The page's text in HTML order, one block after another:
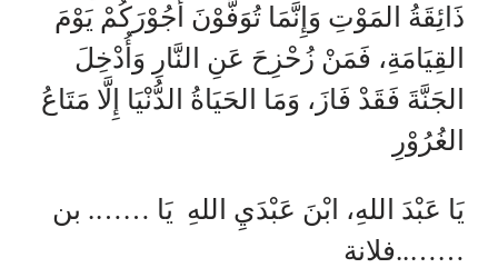
ذَائِقَةُ المَوْتِ وَإِنَّمَا تُوَفَّوْنَ أُجُوْرَكُمْ يَوْمَ
القِيَامَةِ، فَمَنْ زُحْزِحَ عَنِ النَّارِ وَأُدْخِلَ
الجَنَّةَ فَقَدْ فَازَ، وَمَا الحَيَاةُ الدُّنْيَا إِلَّا مَتَاعُ
الغُرُوْرِ
يَا عَبْدَ اللهِ، ابْنَ عَبْدَيِ اللهِ يَا ……. بن
……..فلانة